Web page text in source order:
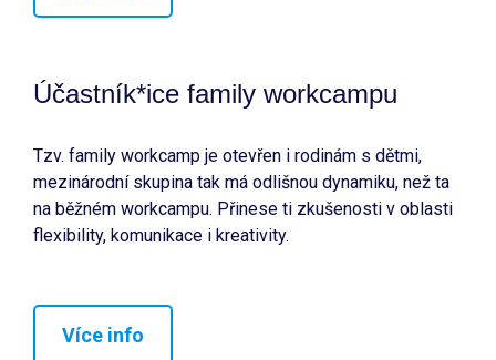
Účastník*ice family workcampu
Tzv. family workcamp je otevřen i rodinám s dětmi,
mezinárodní skupina tak má odlišnou dynamiku, než ta
na běžném workcampu. Přinese ti zkušenosti v oblasti
flexibility, komunikace i kreativity.
Více info